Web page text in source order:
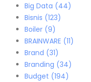
Big Data (44)
Bisnis (123)
Boiler (9)
BRAINWARE (11)
Brand (31)
Branding (34)
Budget (194)